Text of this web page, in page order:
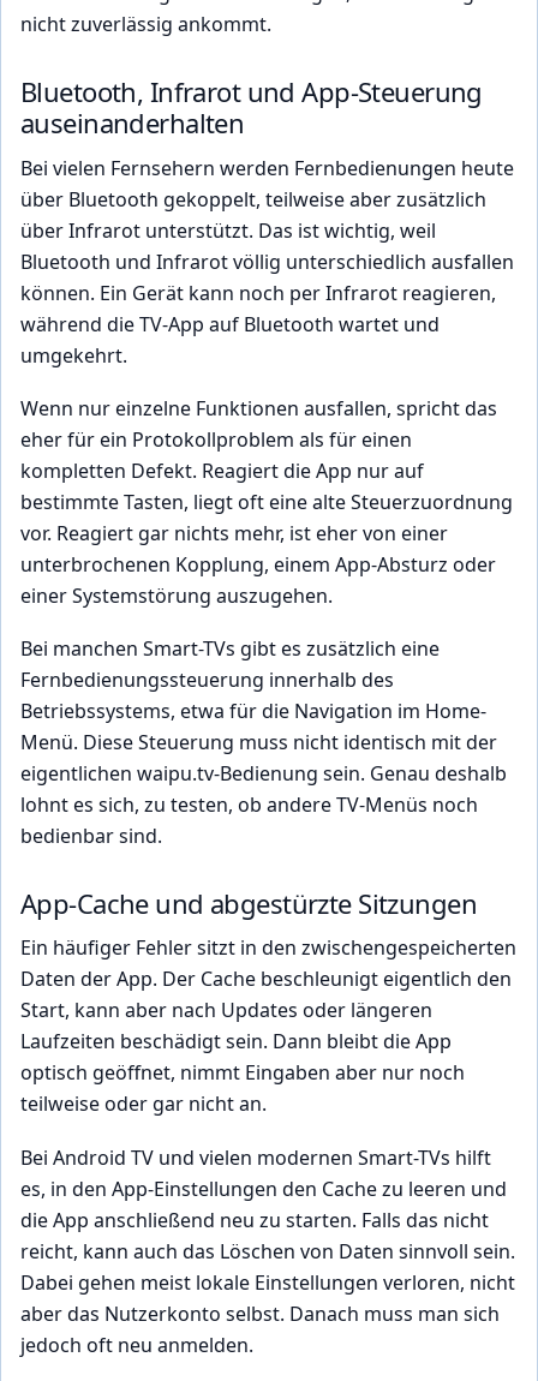
nicht zuverlässig ankommt.
Bluetooth, Infrarot und App-Steuerung
auseinanderhalten
Bei vielen Fernsehern werden Fernbedienungen heute
über Bluetooth gekoppelt, teilweise aber zusätzlich
über Infrarot unterstützt. Das ist wichtig, weil
Bluetooth und Infrarot völlig unterschiedlich ausfallen
können. Ein Gerät kann noch per Infrarot reagieren,
während die TV-App auf Bluetooth wartet und
umgekehrt.
Wenn nur einzelne Funktionen ausfallen, spricht das
eher für ein Protokollproblem als für einen
kompletten Defekt. Reagiert die App nur auf
bestimmte Tasten, liegt oft eine alte Steuerzuordnung
vor. Reagiert gar nichts mehr, ist eher von einer
unterbrochenen Kopplung, einem App-Absturz oder
einer Systemstörung auszugehen.
Bei manchen Smart-TVs gibt es zusätzlich eine
Fernbedienungssteuerung innerhalb des
Betriebssystems, etwa für die Navigation im Home-
Menü. Diese Steuerung muss nicht identisch mit der
eigentlichen waipu.tv-Bedienung sein. Genau deshalb
lohnt es sich, zu testen, ob andere TV-Menüs noch
bedienbar sind.
App-Cache und abgestürzte Sitzungen
Ein häufiger Fehler sitzt in den zwischengespeicherten
Daten der App. Der Cache beschleunigt eigentlich den
Start, kann aber nach Updates oder längeren
Laufzeiten beschädigt sein. Dann bleibt die App
optisch geöffnet, nimmt Eingaben aber nur noch
teilweise oder gar nicht an.
Bei Android TV und vielen modernen Smart-TVs hilft
es, in den App-Einstellungen den Cache zu leeren und
die App anschließend neu zu starten. Falls das nicht
reicht, kann auch das Löschen von Daten sinnvoll sein.
Dabei gehen meist lokale Einstellungen verloren, nicht
aber das Nutzerkonto selbst. Danach muss man sich
jedoch oft neu anmelden.